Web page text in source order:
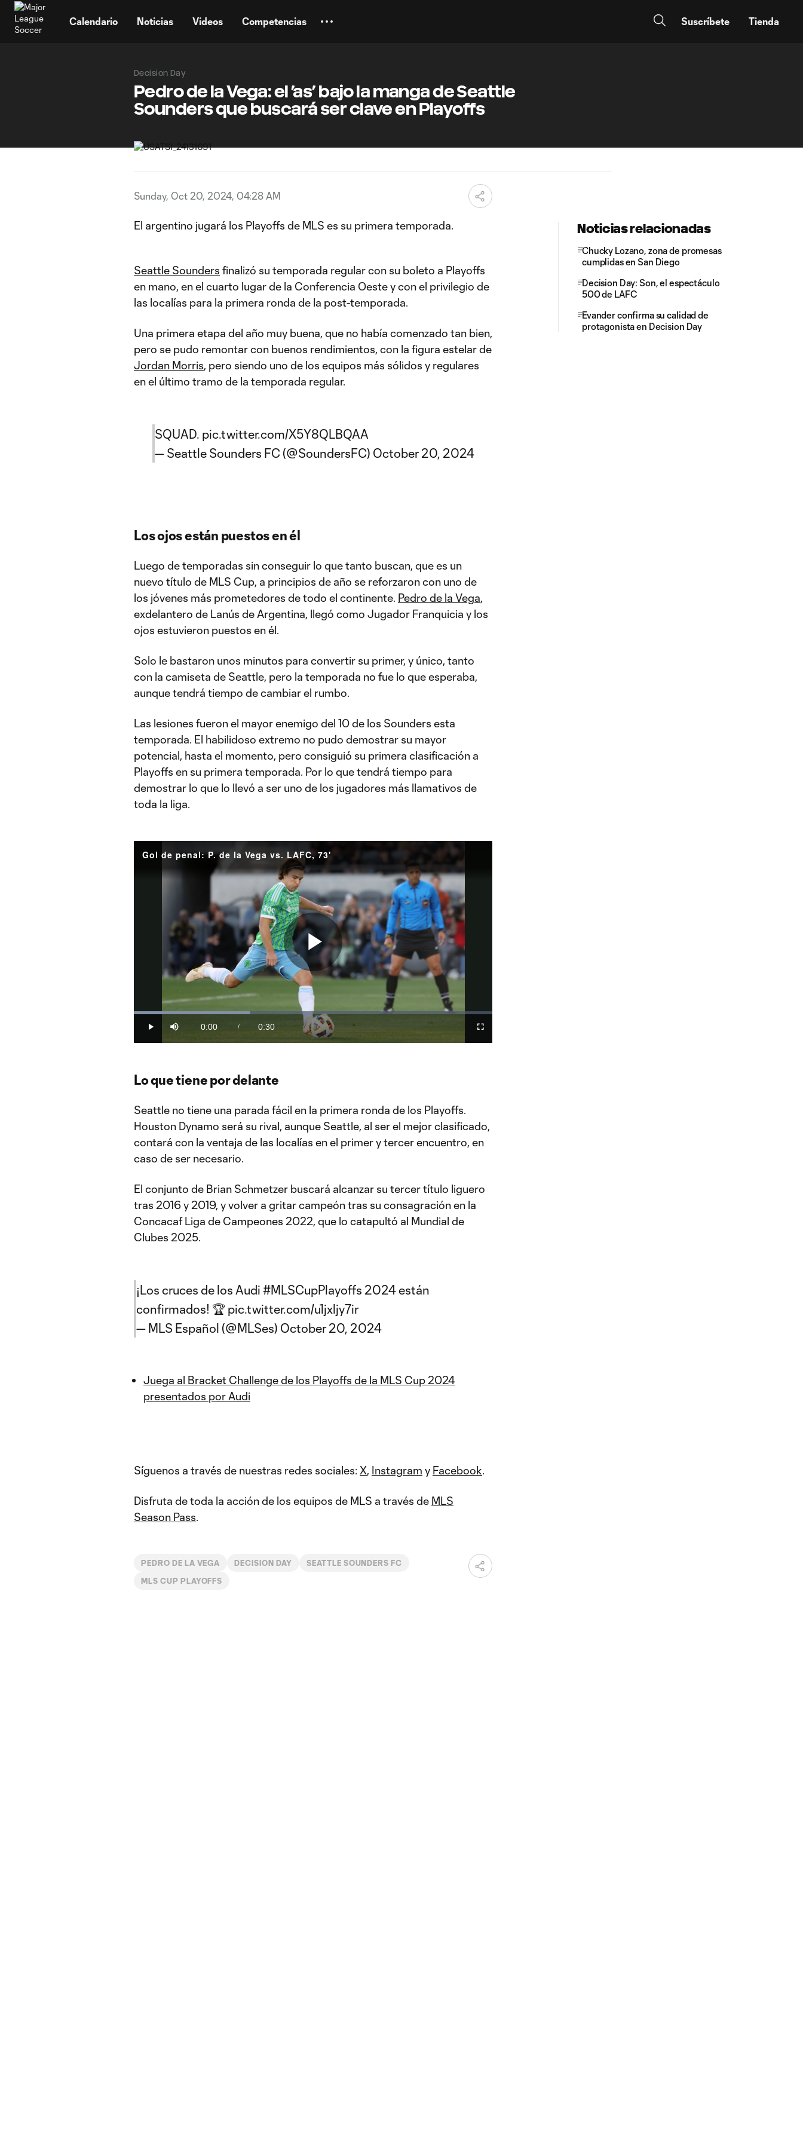
Calendario Noticias Videos Competencias Suscríbete Tienda
Decision Day
Pedro de la Vega: el ’as’ bajo la manga de Seattle
Sounders que buscará ser clave en Playoffs
Sunday, Oct 20, 2024, 04:28 AM
El argentino jugará los Playoffs de MLS es su primera temporada.
Seattle Sounders finalizó su temporada regular con su boleto a Playoffs
en mano, en el cuarto lugar de la Conferencia Oeste y con el privilegio de
las localías para la primera ronda de la post-temporada.
Una primera etapa del año muy buena, que no había comenzado tan bien,
pero se pudo remontar con buenos rendimientos, con la figura estelar de
Jordan Morris, pero siendo uno de los equipos más sólidos y regulares
en el último tramo de la temporada regular.
SQUAD. pic.twitter.com/X5Y8QLBQAA
— Seattle Sounders FC (@SoundersFC) October 20, 2024
Los ojos están puestos en él
Luego de temporadas sin conseguir lo que tanto buscan, que es un
nuevo título de MLS Cup, a principios de año se reforzaron con uno de
los jóvenes más prometedores de todo el continente. Pedro de la Vega,
exdelantero de Lanús de Argentina, llegó como Jugador Franquicia y los
ojos estuvieron puestos en él.
Solo le bastaron unos minutos para convertir su primer, y único, tanto
con la camiseta de Seattle, pero la temporada no fue lo que esperaba,
aunque tendrá tiempo de cambiar el rumbo.
Las lesiones fueron el mayor enemigo del 10 de los Sounders esta
temporada. El habilidoso extremo no pudo demostrar su mayor
potencial, hasta el momento, pero consiguió su primera clasificación a
Playoffs en su primera temporada. Por lo que tendrá tiempo para
demostrar lo que lo llevó a ser uno de los jugadores más llamativos de
toda la liga.
Gol de penal: P. de la Vega vs. LAFC, 73'
Play
Video
Play Mute
Current
Time
0:00 /
Duration
0:30
Loaded:
Fullscreen
Lo que tiene por delante
Seattle no tiene una parada fácil en la primera ronda de los Playoffs.
Houston Dynamo será su rival, aunque Seattle, al ser el mejor clasificado,
contará con la ventaja de las localías en el primer y tercer encuentro, en
caso de ser necesario.
El conjunto de Brian Schmetzer buscará alcanzar su tercer título liguero
tras 2016 y 2019, y volver a gritar campeón tras su consagración en la
Concacaf Liga de Campeones 2022, que lo catapultó al Mundial de
Clubes 2025.
¡Los cruces de los Audi #MLSCupPlayoffs 2024 están
confirmados! 🏆 pic.twitter.com/u1jxljy7ir
— MLS Español (@MLSes) October 20, 2024
Juega al Bracket Challenge de los Playoffs de la MLS Cup 2024
presentados por Audi
Síguenos a través de nuestras redes sociales: X, Instagram y Facebook.
Disfruta de toda la acción de los equipos de MLS a través de MLS
Season Pass.
PEDRO DE LA VEGA DECISION DAY SEATTLE SOUNDERS FC
MLS CUP PLAYOFFS
Noticias relacionadas
Chucky Lozano, zona de promesas
cumplidas en San Diego
Decision Day: Son, el espectáculo
500 de LAFC
Evander confirma su calidad de
protagonista en Decision Day